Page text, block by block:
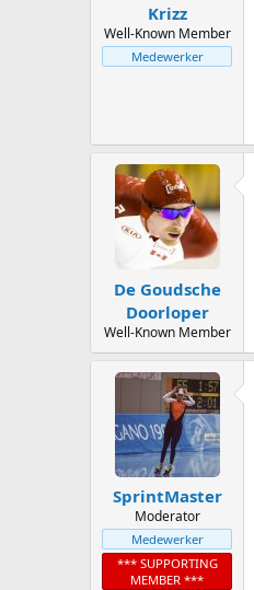
Krizz
Well-Known Member
Medewerker
De Goudsche
Doorloper
Well-Known Member
SprintMaster
Moderator
Medewerker
*** SUPPORTING
MEMBER ***